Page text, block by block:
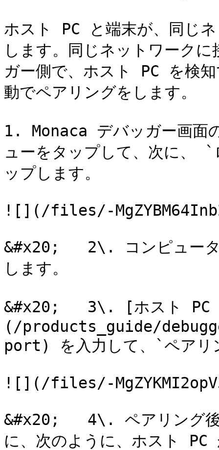
ホスト PC と端末が、同じ
します。同じネットワーク
ガー側で、ホスト PC を検
動でペアリングをします。
1. Monaca デバッガー画面
ューをタップして、次に、
ップします。
![](/files/-
&#x20;   2\. コンピュータ
します。
&#x20;   3\. [ホスト PC
(/products_guide/
port) を入力して、`ペアリ
![](/files/-
&#x20;   4\. ペアリング
に、次のように、ホスト PC